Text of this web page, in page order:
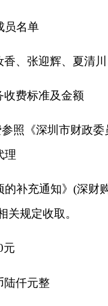
员名单
香、张迎辉、夏清
收费标准及金额
照《深圳市财政
理
补充通知》(深财
关规定收取。
元
陆仟元整